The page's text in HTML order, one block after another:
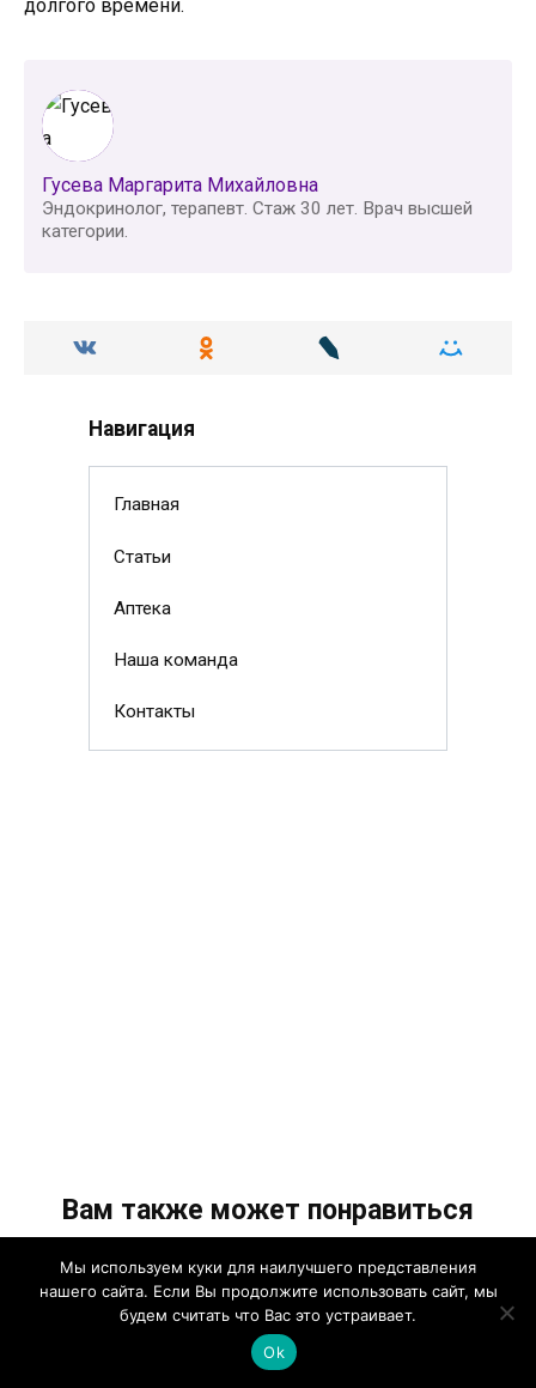
долгого времени.
Гусева Маргарита Михайловна
Эндокринолог, терапевт. Стаж 30 лет. Врач высшей
категории.
Навигация
Главная
Статьи
Аптека
Наша команда
Контакты
Вам также может понравиться
Мы используем куки для наилучшего представления
нашего сайта. Если Вы продолжите использовать сайт, мы
будем считать что Вас это устраивает.
Ok